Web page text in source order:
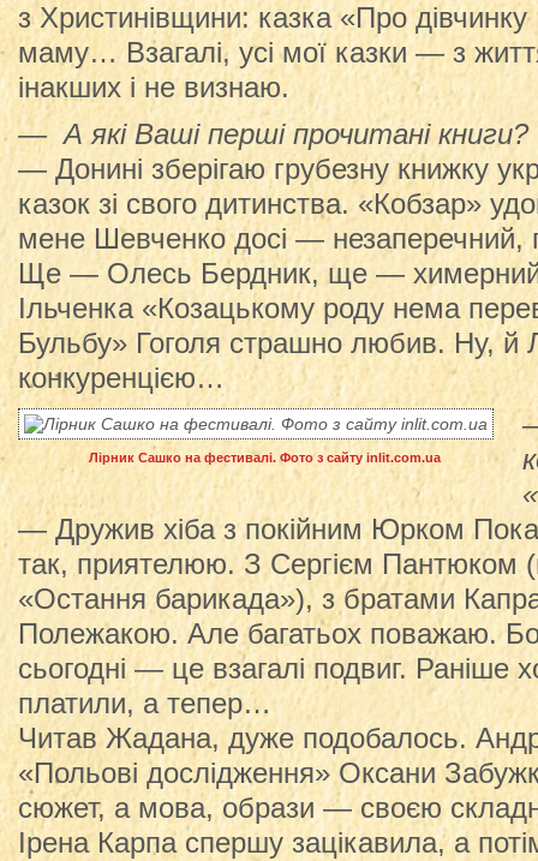
з Христинівщини: казка «Про
маму… Взагалі, усі мої казки — з
інакших і не визнаю.
— А які Ваші перші прочитані книги?
— Донині зберігаю грубезну книжку
казок зі свого дитинства. «Кобзар»
мене Шевченко досі — незаперечний,
Ще — Олесь Бердник, ще —
Ільченка «Козацькому роду нема
Бульбу» Гоголя страшно любив. Ну, й
конкуренцією…
Лірник Сашко на фестивалі. Фото з сайту inlit.com.ua
— Дружив хіба з покійним Юрком
так, приятелюю. З Сергієм Пантюком
«Остання барикада»), з братами
Полежакою. Але багатьох поважаю.
сьогодні — це взагалі подвиг. Раніше
платили, а тепер…
Читав Жадана, дуже подобалось.
«Польові дослідження» Оксани
сюжет, а мова, образи — своєю
Ірена Карпа спершу зацікавила, а